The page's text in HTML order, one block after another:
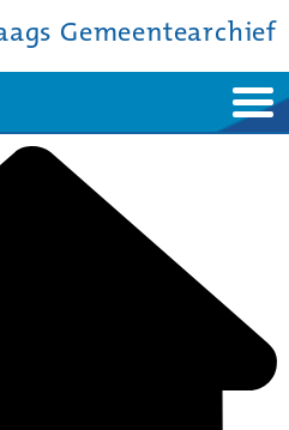
Gemeentearchief